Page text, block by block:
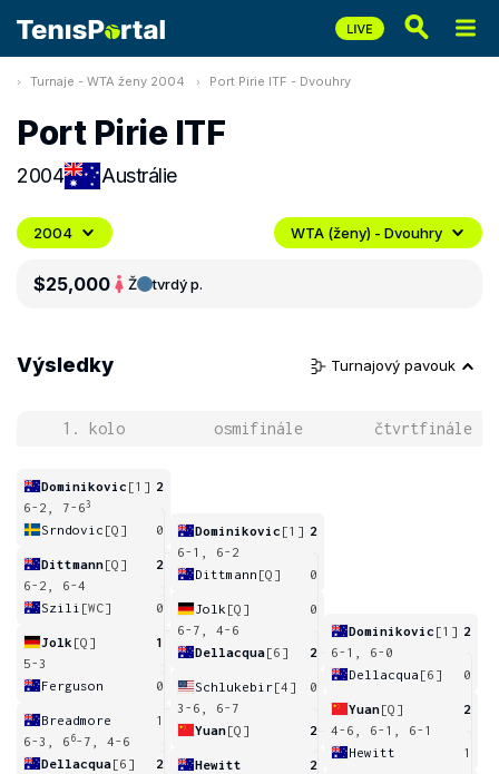
Turnaje - WTA ženy 2004 Port Pirie ITF - Dvouhry
Port Pirie ITF
2004 Austrálie
2004 WTA (ženy) - Dvouhry
$25,000 Ž tvrdý p.
Výsledky Turnajový pavouk
1. kolo osmifinále čtvrtfinále
Dominikovic [1] 2
6-2, 7-63
Srndovic [Q] 0
Dittmann[Q]
2
6-2, 6-4
Szili [WC] 0
Jolk [Q]
1
5-3
Ferguson
0
Breadmore
1
6-3, 6 6-7, 4-6
Dellacqua[6] 2
Dominikovic [1] 2
6-1, 6-2
Dittmann [Q] 0
Jolk [Q]
0
6-7, 4-6
Dellacqua[6] 2
Schlukebir[4]
0
3-6, 6-7
Yuan[Q] 2
Hewitt
2
Dominikovic [1] 2
6-1, 6-0
Dellacqua [6] 0
Yuan[Q]
2
4-6, 6-1, 6-1
Hewitt
1